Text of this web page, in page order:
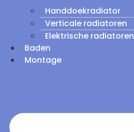
Handdoekradiator
Verticale radiatoren
Elektrische radiatoren
Baden
Montage